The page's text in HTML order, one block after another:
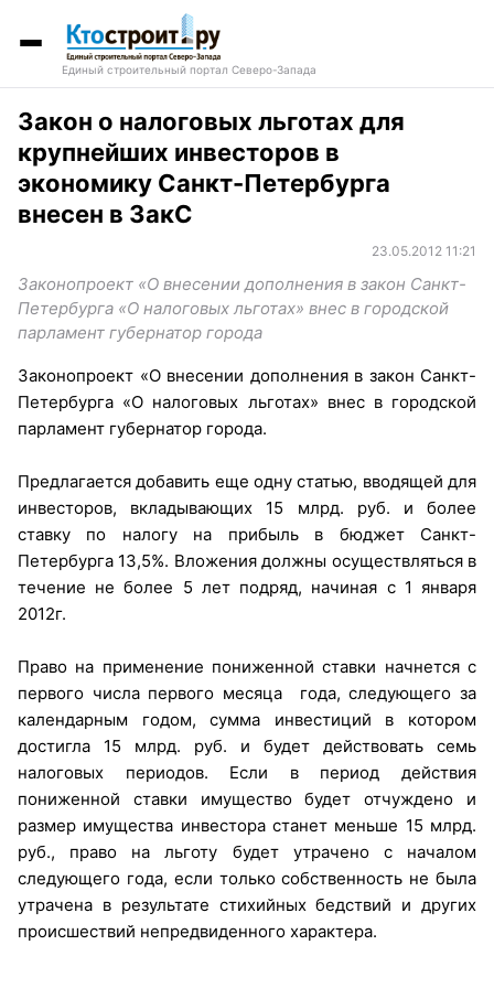
Единый строительный портал Северо-Запада
Закон о налоговых льготах для
крупнейших инвесторов в
экономику Санкт-Петербурга
внесен в ЗакС
23.05.2012 11:21
Законопроект «О внесении дополнения в закон Санкт-
Петербурга «О налоговых льготах» внес в городской
парламент губернатор города
Законопроект «О внесении дополнения в закон Санкт-
Петербурга «О налоговых льготах» внес в городской
парламент губернатор города.
Предлагается добавить еще одну статью, вводящей для
инвесторов, вкладывающих 15 млрд. руб. и более
ставку по налогу на прибыль в бюджет Санкт-
Петербурга 13,5%. Вложения должны осуществляться в
течение не более 5 лет подряд, начиная с 1 января
2012г.
Право на применение пониженной ставки начнется с
первого числа первого месяца года, следующего за
календарным годом, сумма инвестиций в котором
достигла 15 млрд. руб. и будет действовать семь
налоговых периодов. Если в период действия
пониженной ставки имущество будет отчуждено и
размер имущества инвестора станет меньше 15 млрд.
руб., право на льготу будет утрачено с началом
следующего года, если только собственность не была
утрачена в результате стихийных бедствий и других
происшествий непредвиденного характера.